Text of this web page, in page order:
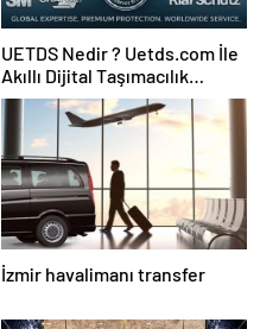
UETDS Nedir ? Uetds.com İle
Akıllı Dijital Taşımacılık
Yazılımı
İzmir havalimanı transfer